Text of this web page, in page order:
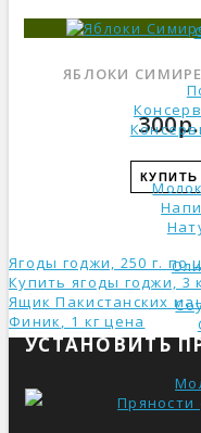
Пряности
ЯБЛОКИ
300р.
КУПИТЬ
Ягоды годжи, 250 г. по
Купить ягоды годжи, 3
Ящик Пакистанских
Финик, 1 кг ценa
УСТАНОВИТЬ